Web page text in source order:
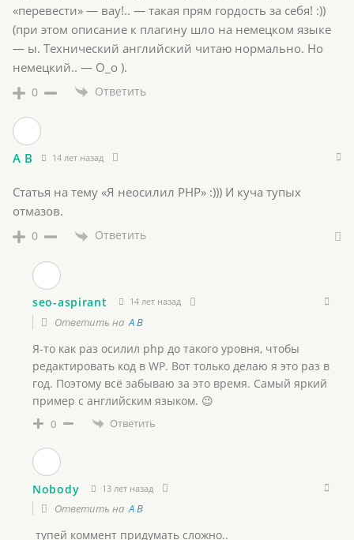
«перевести» — вау!.. — такая прям гордость за себя! :))
(при этом описание к плагину шло на немецком языке
— ы. Технический английский читаю нормально. Но
немецкий.. — О_о ).
0 Ответить
A B 14 лет назад
Статья на тему «Я неосилил PHP» :))) И куча тупых
отмазов.
0 Ответить
seo-aspirant 14 лет назад
Ответить на A B
Я-то как раз осилил php до такого уровня, чтобы
редактировать код в WP. Вот только делаю я это раз в
год. Поэтому всё забываю за это время. Самый яркий
пример с английским языком. 😉
0 Ответить
Nobody 13 лет назад
Ответить наA B
тупей коммент придумать сложно..